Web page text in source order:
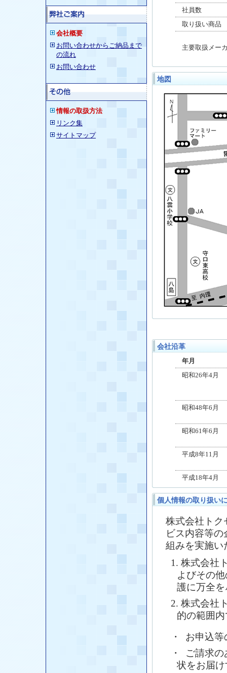
会社概要
お問い合わせからご納品まで
の流れ
お問い合わせ
情報の取扱方法
リンク集
サイトマップ
社員数
取り扱い商品
主要取扱メー
地図
会社沿革
年月
昭和26年4月
昭和48年6月
昭和61年6月
平成8年11月
平成18年4月
個人情報の取り扱い
株式会社トク
ビス内容等
組みを実施い
1. 株式会社
よびその
護に万全
2. 株式会社
的の範囲
・ お申込
・ ご請求
状をお届